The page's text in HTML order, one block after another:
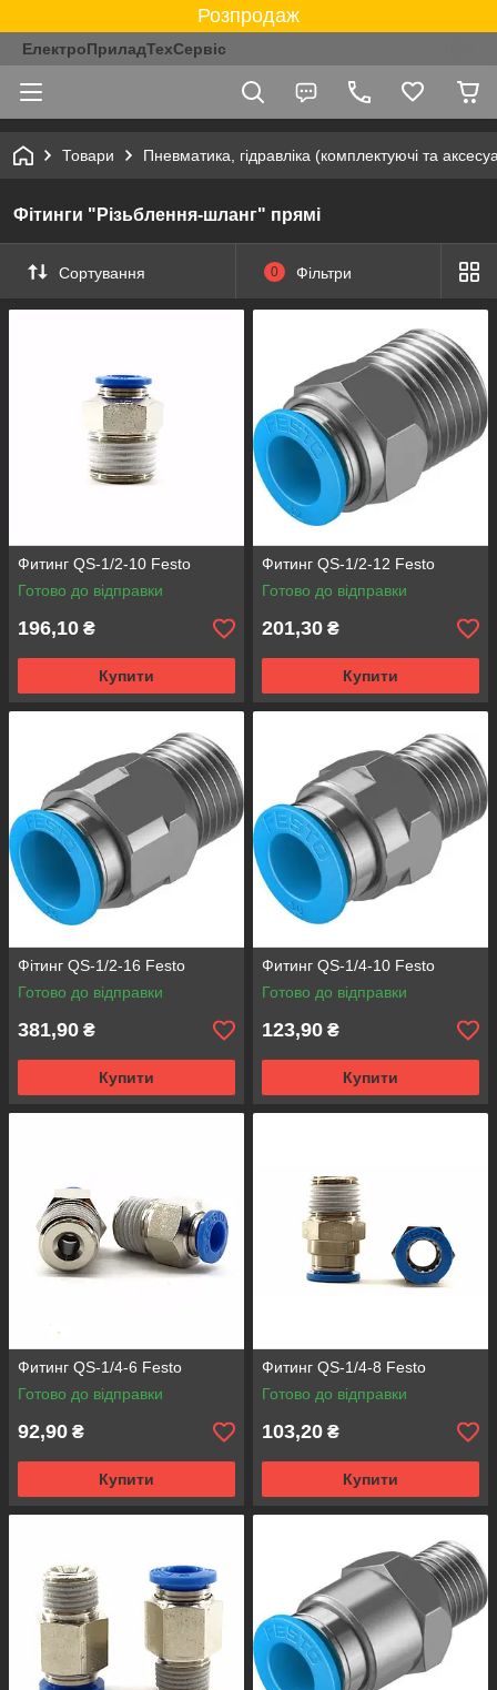
Розпродаж
ЕлектроПриладТехСервіс
Товари Пневматика, гідравліка (комплектуючі та
Фітинги "Різьблення-шланг" прямі
Сортування 0 Фільтри
Фитинг QS-1/2-10 Festo
Готово до відправки
196,10 ₴
Купити
Фитинг QS-1/2-12 Festo
Готово до відправки
201,30 ₴
Купити
Фітинг QS-1/2-16 Festo
Готово до відправки
381,90 ₴
Купити
Фитинг QS-1/4-10 Festo
Готово до відправки
123,90 ₴
Купити
Фитинг QS-1/4-6 Festo
Готово до відправки
92,90 ₴
Купити
Фитинг QS-1/4-8 Festo
Готово до відправки
103,20 ₴
Купити